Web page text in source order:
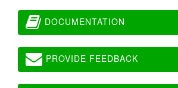
DOCUMENTATION
PROVIDE FEEDBACK